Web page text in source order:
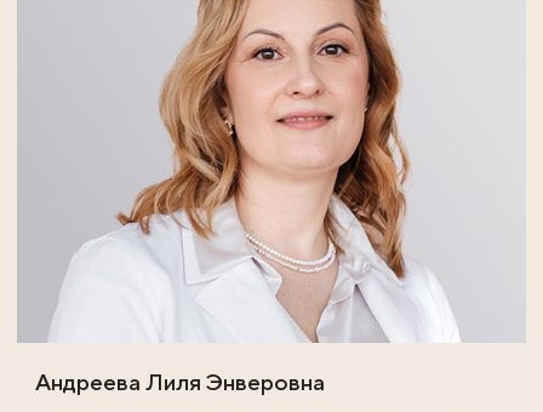
Андреева Лиля Энверовна